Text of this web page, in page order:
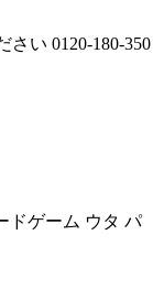
ドゲーム ウタ パ